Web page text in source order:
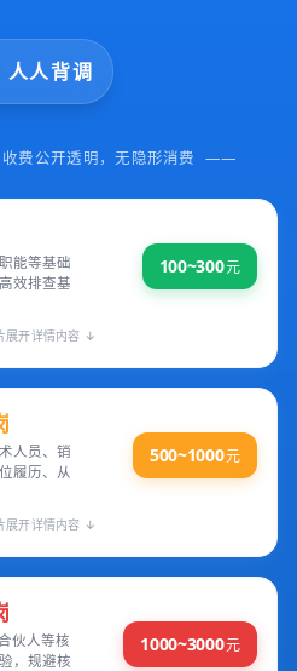
人人背调
费公开透明，无隐形消费 ——
能等基础
效排查基
100~300元
展开详情内容 ↓
人员、销
履历、从
500~1000元
展开详情内容 ↓
伙人等核
，规避核
1000~3000元